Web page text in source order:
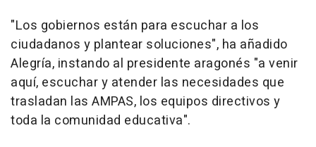
"Los gobiernos están para escuchar a los
ciudadanos y plantear soluciones", ha añadido
Alegría, instando al presidente aragonés "a venir
aquí, escuchar y atender las necesidades que
trasladan las AMPAS, los equipos directivos y
toda la comunidad educativa".